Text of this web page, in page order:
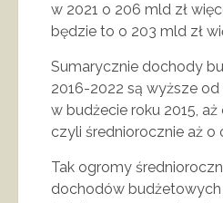
w 2021 o 206 mld zł
będzie to o 203 mld zł
Sumarycznie dochody
2016-2022 są wyższe
w budżecie roku 2015, aż
czyli średniorocznie aż o
Tak ogromy
dochodów budżetowych